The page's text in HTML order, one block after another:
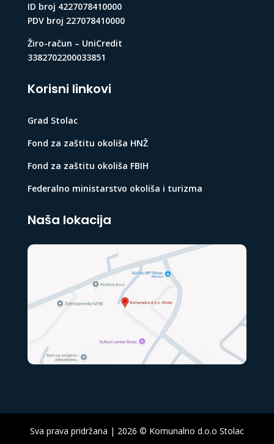
ID broj 4227078410000
PDV broj 227078410000
Žiro-račun – UniCredit
3382702200033851
Korisni linkovi
Grad Stolac
Fond za zaštitu okoliša HNŽ
Fond za zaštitu okoliša FBIH
Federalno ministarstvo okoliša i turizma
Naša lokacija
Sva prava pridržana | 2026 © Komunalno d.o.o Stolac